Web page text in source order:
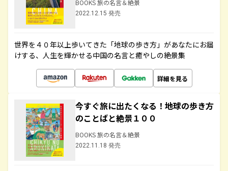
BOOKS 旅の名言＆絶景
2022.12.15 発売
世界を４０年以上歩いてきた「地球の歩き方」があなたにお届
けする、人生を輝かせる中国の名言と癒やしの絶景集
詳細を見る
今すぐ旅に出たくなる！地球の歩き方
のことばと絶景１００
BOOKS 旅の名言＆絶景
2022.11.18 発売